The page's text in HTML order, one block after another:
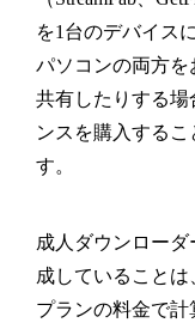
を1台のデバイス
パソコンの両方
共有したりする
ンスを購入する
す。
成人ダウンロー
成していること
プランの料金で